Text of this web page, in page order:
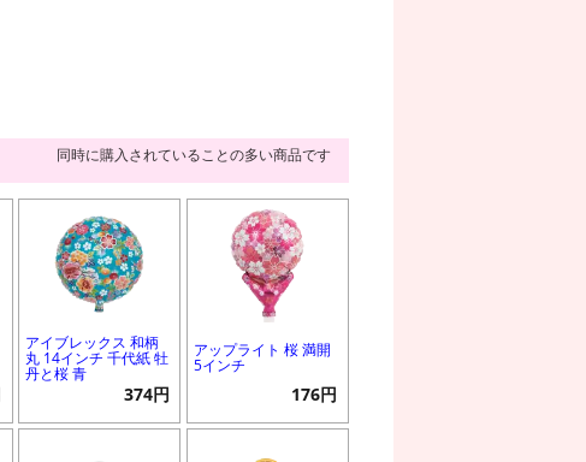
同時に購入されていることの多い商品です
アイブレックス 和柄
丸 14インチ 千代紙 牡
丹と桜 青
374円
アップライト 桜 満開
5インチ
176円